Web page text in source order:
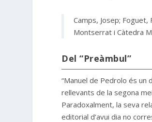
Camps, Josep; Foguet,
Montserrat i Càtedra
Del “Preàmbul”
“Manuel de Pedrolo és un
rellevants de la segona
Paradoxalment, la seva
editorial d’avui dia no